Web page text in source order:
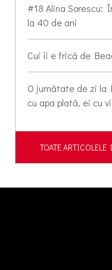
#18 Alina Sorescu:
la 40 de ani
Cui îi e frică de
O jumătate de zi la
cu apa plată, ei cu
TOATE